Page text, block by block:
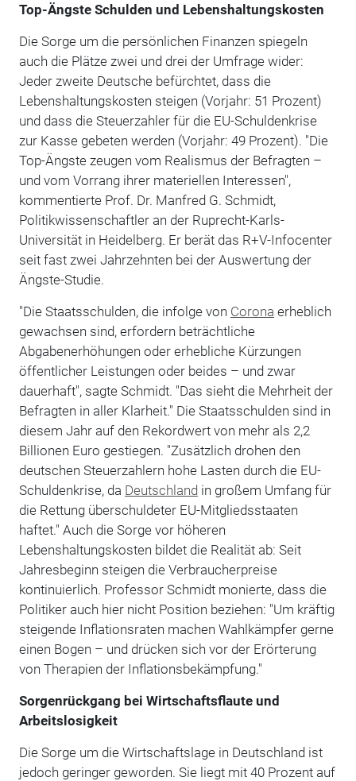
Top-Ängste Schulden und Lebenshaltungskosten
Die Sorge um die persönlichen Finanzen spiegeln
auch die Plätze zwei und drei der Umfrage wider:
Jeder zweite Deutsche befürchtet, dass die
Lebenshaltungskosten steigen (Vorjahr: 51 Prozent)
und dass die Steuerzahler für die EU-Schuldenkrise
zur Kasse gebeten werden (Vorjahr: 49 Prozent). "Die
Top-Ängste zeugen vom Realismus der Befragten –
und vom Vorrang ihrer materiellen Interessen",
kommentierte Prof. Dr. Manfred G. Schmidt,
Politikwissenschaftler an der Ruprecht-Karls-
Universität in Heidelberg. Er berät das R+V-Infocenter
seit fast zwei Jahrzehnten bei der Auswertung der
Ängste-Studie.
"Die Staatsschulden, die infolge von Corona erheblich
gewachsen sind, erfordern beträchtliche
Abgabenerhöhungen oder erhebliche Kürzungen
öffentlicher Leistungen oder beides – und zwar
dauerhaft", sagte Schmidt. "Das sieht die Mehrheit der
Befragten in aller Klarheit." Die Staatsschulden sind in
diesem Jahr auf den Rekordwert von mehr als 2,2
Billionen Euro gestiegen. "Zusätzlich drohen den
deutschen Steuerzahlern hohe Lasten durch die EU-
Schuldenkrise, da Deutschland in großem Umfang für
die Rettung überschuldeter EU-Mitgliedsstaaten
haftet." Auch die Sorge vor höheren
Lebenshaltungskosten bildet die Realität ab: Seit
Jahresbeginn steigen die Verbraucherpreise
kontinuierlich. Professor Schmidt monierte, dass die
Politiker auch hier nicht Position beziehen: "Um kräftig
steigende Inflationsraten machen Wahlkämpfer gerne
einen Bogen – und drücken sich vor der Erörterung
von Therapien der Inflationsbekämpfung."
Sorgenrückgang bei Wirtschaftsflaute und
Arbeitslosigkeit
Die Sorge um die Wirtschaftslage in Deutschland ist
jedoch geringer geworden. Sie liegt mit 40 Prozent auf